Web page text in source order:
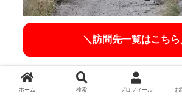
＼訪問先一覧はこちら
ホーム 検索 プロフィール お